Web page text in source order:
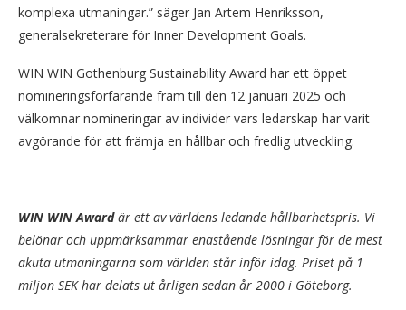
komplexa utmaningar.” säger Jan Artem Henriksson,
generalsekreterare för Inner Development Goals.
WIN WIN Gothenburg Sustainability Award har ett öppet
nomineringsförfarande fram till den 12 januari 2025 och
välkomnar nomineringar av individer vars ledarskap har varit
avgörande för att främja en hållbar och fredlig utveckling.
WIN WIN Awardär ett av världens ledande hållbarhetspris. Vi
belönar och uppmärksammar enastående lösningar för de mest
akuta utmaningarna som världen står inför idag. Priset på 1
miljon SEK har delats ut årligen sedan år 2000 i Göteborg.